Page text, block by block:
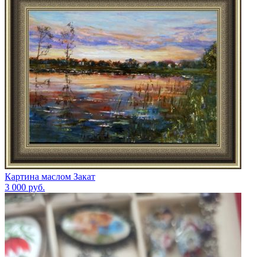
Картина маслом Закат
3 000 руб.